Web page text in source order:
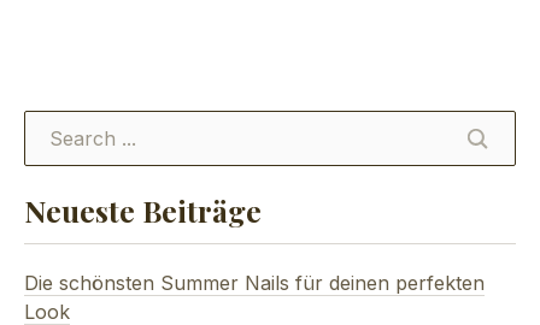
Neueste Beiträge
Die schönsten Summer Nails für deinen perfekten
Look